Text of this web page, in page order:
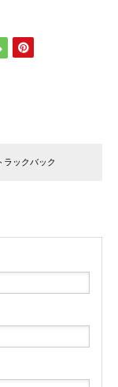
ラックバック